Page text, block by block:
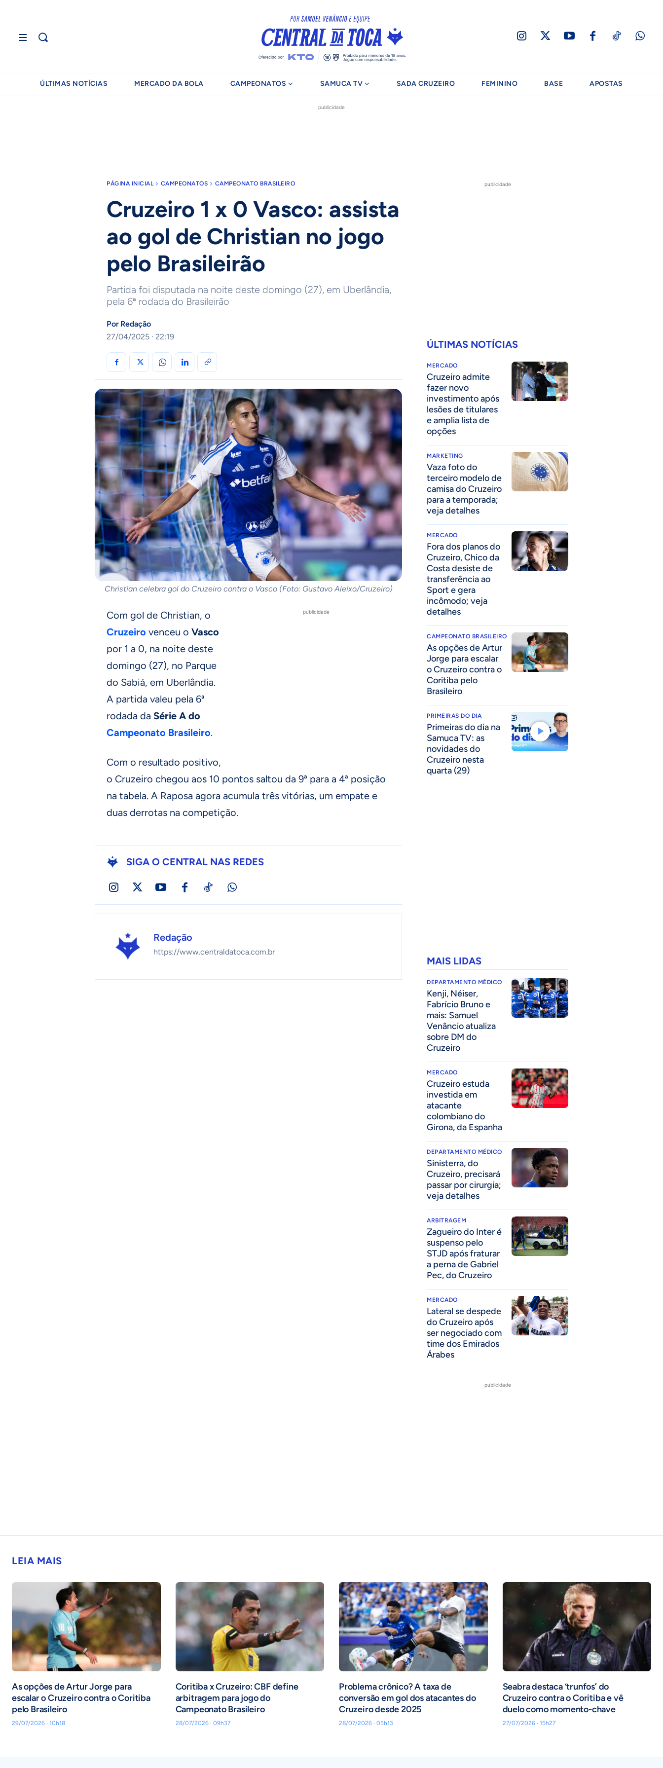
ÚLTIMAS NOTÍCIAS MERCADO DA BOLA CAMPEONATOS SAMUCA TV SADA CRUZEIRO FEMININO BASE APOSTAS
publicidade
PÁGINA INICIAL CAMPEONATOS CAMPEONATO BRASILEIRO
Cruzeiro 1 x 0 Vasco: assista
ao gol de Christian no jogo
pelo Brasileirão
Partida foi disputada na noite deste domingo (27), em Uberlândia,
pela 6ª rodada do Brasileirão
Por Redação
27/04/2025 · 22:19
Christian celebra gol do Cruzeiro contra o Vasco (Foto: Gustavo Aleixo/Cruzeiro)
publicidade
Com gol de Christian, o
Cruzeiro venceu o Vasco
por 1 a 0, na noite deste
domingo (27), no Parque
do Sabiá, em Uberlândia.
A partida valeu pela 6ª
rodada da Série A do
Campeonato Brasileiro.
Com o resultado positivo,
o Cruzeiro chegou aos 10 pontos saltou da 9ª para a 4ª posição
na tabela. A Raposa agora acumula três vitórias, um empate e
duas derrotas na competição.
SIGA O CENTRAL NAS REDES
Redação
https://www.centraldatoca.com.br
publicidade
ÚLTIMAS NOTÍCIAS
MERCADO
Cruzeiro admite
fazer novo
investimento após
lesões de titulares
e amplia lista de
opções
MARKETING
Vaza foto do
terceiro modelo de
camisa do Cruzeiro
para a temporada;
veja detalhes
MERCADO
Fora dos planos do
Cruzeiro, Chico da
Costa desiste de
transferência ao
Sport e gera
incômodo; veja
detalhes
CAMPEONATO BRASILEIRO
As opções de Artur
Jorge para escalar
o Cruzeiro contra o
Coritiba pelo
Brasileiro
PRIMEIRAS DO DIA
Primeiras do dia na
Samuca TV: as
novidades do
Cruzeiro nesta
quarta (29)
MAIS LIDAS
DEPARTAMENTO MÉDICO
Kenji, Néiser,
Fabrício Bruno e
mais: Samuel
Venâncio atualiza
sobre DM do
Cruzeiro
MERCADO
Cruzeiro estuda
investida em
atacante
colombiano do
Girona, da Espanha
DEPARTAMENTO MÉDICO
Sinisterra, do
Cruzeiro, precisará
passar por cirurgia;
veja detalhes
ARBITRAGEM
Zagueiro do Inter é
suspenso pelo
STJD após fraturar
a perna de Gabriel
Pec, do Cruzeiro
MERCADO
Lateral se despede
do Cruzeiro após
ser negociado com
time dos Emirados
Árabes
publicidade
LEIA MAIS
As opções de Artur Jorge para
escalar o Cruzeiro contra o Coritiba
pelo Brasileiro
29/07/2026 · 10h18
Coritiba x Cruzeiro: CBF define
arbitragem para jogo do
Campeonato Brasileiro
28/07/2026 · 09h37
Problema crônico? A taxa de
conversão em gol dos atacantes do
Cruzeiro desde 2025
28/07/2026 · 05h13
Seabra destaca ‘trunfos’ do
Cruzeiro contra o Coritiba e vê
duelo como momento-chave
27/07/2026 · 15h27